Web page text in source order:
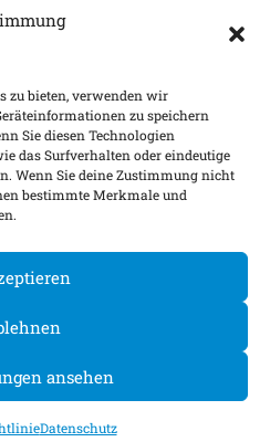
zu bieten, verwenden wir
zu speichern
Sie diesen Technologien
das Surfverhalten oder eindeutige
Wenn Sie deine Zustimmung nicht
bestimmte Merkmale und
ansehen
Datenschutz
Kontakt